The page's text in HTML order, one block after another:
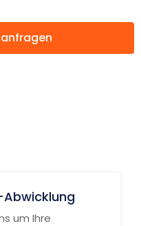
Abwicklung
um Ihre